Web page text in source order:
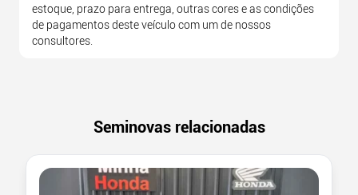
estoque, prazo para entrega, outras cores e as condições
de pagamentos deste veículo com um de nossos
consultores.
Seminovas relacionadas